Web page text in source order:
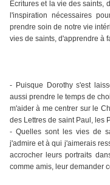
Écritures et la vie des saints,
l'inspiration nécessaires
prendre soin de notre vie
vies de saints, d'apprendre à
- Puisque Dorothy s'est
aussi prendre le temps de
m'aider à me centrer sur le
des Lettres de saint Paul, les
- Quelles sont les vies de
j'admire et à qui j'aimerais
accrocher leurs portraits
comme amis, leur demander